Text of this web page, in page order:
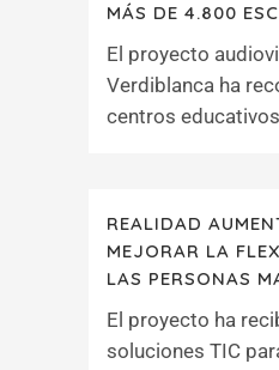
MÁS DE 4.800
El proyecto
Verdiblanca ha
centros
REALIDAD
MEJORAR LA
LAS PERSONAS
El proyecto ha
soluciones TIC